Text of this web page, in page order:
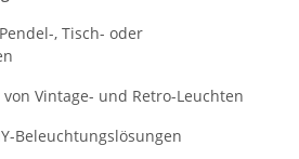
, Tisch- oder
Vintage- und Retro-Leuchten
Beleuchtungslösungen